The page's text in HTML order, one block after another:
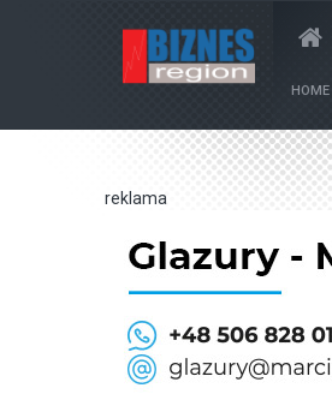
HOME
reklama